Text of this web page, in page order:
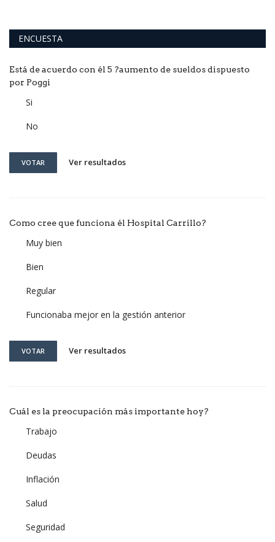
ENCUESTA
Está de acuerdo con él 5 ?aumento de sueldos dispuesto
por Poggi
Si
No
VOTAR Ver resultados
Como cree que funciona él Hospital Carrillo?
Muy bien
Bien
Regular
Funcionaba mejor en la gestión anterior
VOTAR Ver resultados
Cuál es la preocupación más importante hoy?
Trabajo
Deudas
Inflación
Salud
Seguridad